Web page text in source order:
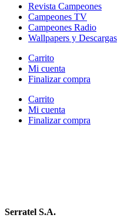
Revista Campeones
Campeones TV
Campeones Radio
Wallpapers y Descargas
Carrito
Mi cuenta
Finalizar compra
Carrito
Mi cuenta
Finalizar compra
Serratel S.A.